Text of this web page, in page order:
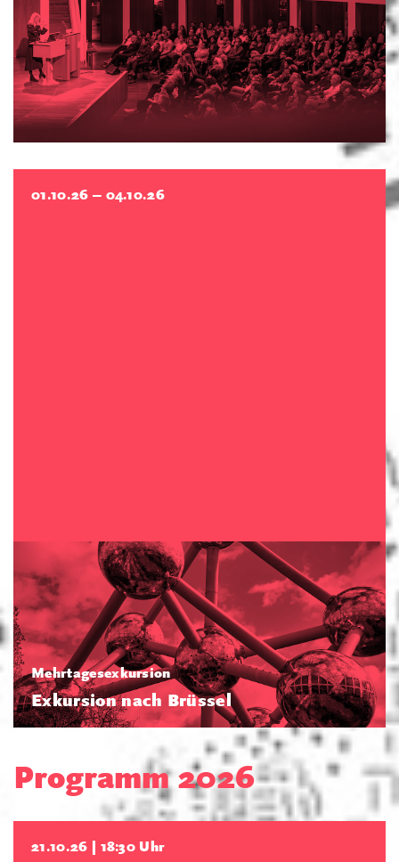
01.10.26 – 04.10.26
Mehrtagesexkursion
Exkursion nach Brüssel
Programm 2026
21.10.26 | 18:30 Uhr